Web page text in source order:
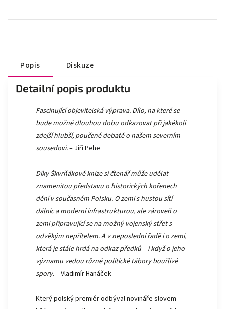
Popis Diskuze
Detailní popis produktu
Fascinující objevitelská výprava. Dílo, na které se
bude možné dlouhou dobu odkazovat při jakékoli
zdejší hlubší, poučené debatě o našem severním
sousedovi.– Jiří Pehe
Díky Škvrňákově knize si čtenář může udělat
znamenitou představu o historických kořenech
dění v současném Polsku. O zemi s hustou sítí
dálnic a moderní infrastrukturou, ale zároveň o
zemi připravující se na možný vojenský střet s
odvěkým nepřítelem. A v neposlední řadě i o zemi,
která je stále hrdá na odkaz předků – i když o jeho
významu vedou různé politické tábory bouřlivé
spory.– Vladimír Hanáček
Který polský premiér odbýval novináře slovem